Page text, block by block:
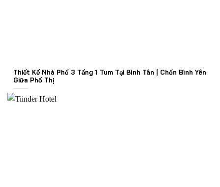
Thiết Kế Nhà Phố 3 Tầng 1 Tum Tại Bình Tân | Chốn Bình Yên
Giữa Phố Thị